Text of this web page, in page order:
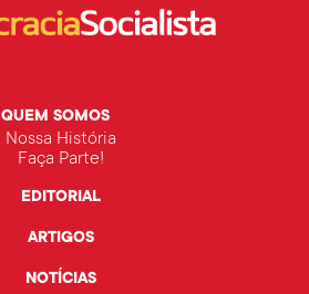
QUEM SOMOS
Nossa História
Faça Parte!
EDITORIAL
ARTIGOS
NOTÍCIAS